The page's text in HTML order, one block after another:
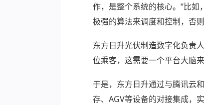
作，是整个系统的核心。“比
极强的算法来调度和控制，否
东方日升光伏制造数字化负责
位乘客，这需要一个平台大脑
于是，东方日升通过与腾讯云
存、AGV等设备的对接集成，